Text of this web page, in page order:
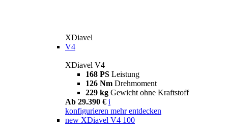
XDiavel
V4
XDiavel V4
168 PS Leistung
126 Nm Drehmoment
229 kg Gewicht ohne Kraftstoff
Ab 29.390 € i
konfigurieren mehr entdecken
new XDiavel V4 100